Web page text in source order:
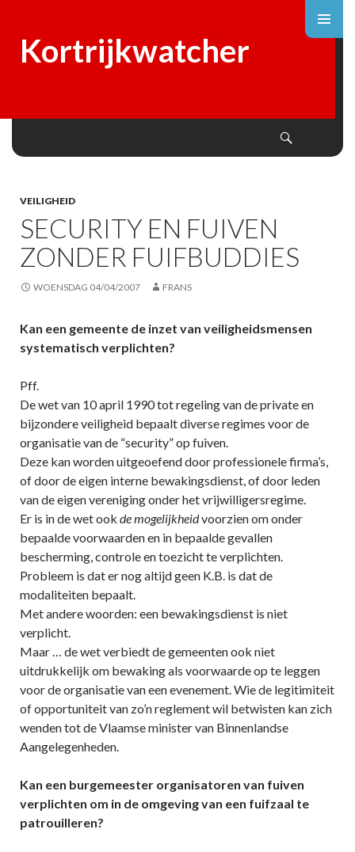
Kortrijkwatcher
VEILIGHEID
SECURITY EN FUIVEN
ZONDER FUIFBUDDIES
WOENSDAG 04/04/2007 FRANS
Kan een gemeente de inzet van veiligheidsmensen
systematisch verplichten?
Pff.
De wet van 10 april 1990 tot regeling van de private en
bijzondere veiligheid bepaalt diverse regimes voor de
organisatie van de “security” op fuiven.
Deze kan worden uitgeoefend door professionele firma’s,
of door de eigen interne bewakingsdienst, of door leden
van de eigen vereniging onder het vrijwilligersregime.
Er is in de wet ook de mogelijkheidvoorzien om onder
bepaalde voorwaarden en in bepaalde gevallen
bescherming, controle en toezicht te verplichten.
Probleem is dat er nog altijd geen K.B. is dat de
modaliteiten bepaalt.
Met andere woorden: een bewakingsdienst is niet
verplicht.
Maar … de wet verbiedt de gemeenten ook niet
uitdrukkelijk om bewaking als voorwaarde op te leggen
voor de organisatie van een evenement. Wie de legitimiteit
of opportuniteit van zo’n reglement wil betwisten kan zich
wenden tot de Vlaamse minister van Binnenlandse
Aangelegenheden.
Kan een burgemeester organisatoren van fuiven
verplichten om in de omgeving van een fuifzaal te
patrouilleren?